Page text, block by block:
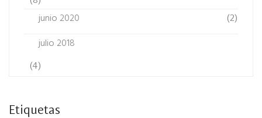
junio 2020 (2)
julio 2018
(4)
Etiquetas